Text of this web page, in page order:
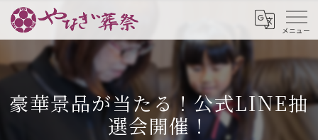
豪華景品が当たる！公式LINE抽
選会開催！